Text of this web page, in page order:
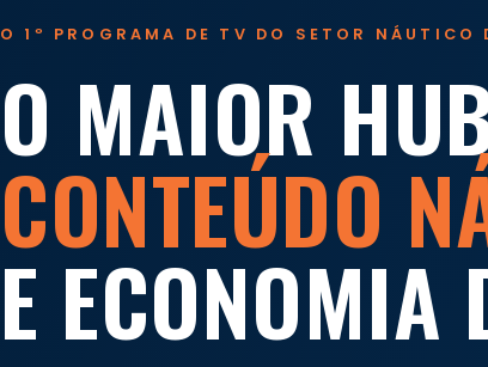
O 1º PROGRAMA DE TV DO SETOR NÁUTICO
O MAIOR
CONTEÚDO
E ECONOMIA